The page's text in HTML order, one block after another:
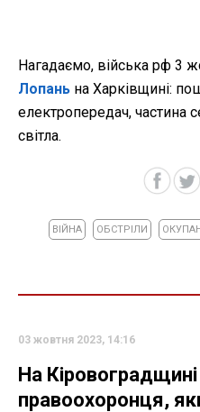
Нагадаємо, війська рф 3
Лопань на Харківщині:
електропередач, частина
світла.
ВІЙНА ОБСТРІЛИ
03 жовтня 2023, 14:16
На
правоохоронця,